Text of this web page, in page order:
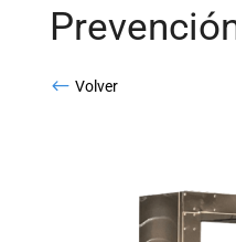
#